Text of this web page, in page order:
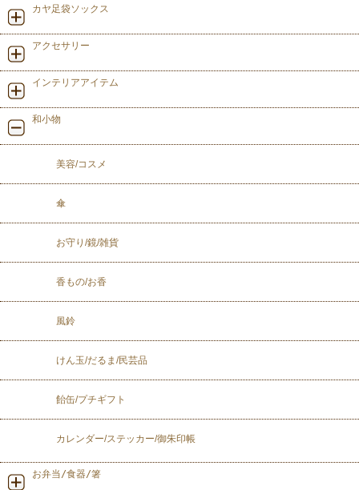
カヤ足袋ソックス
アクセサリー
インテリアアイテム
和小物
美容/コスメ
傘
お守り/鏡/雑貨
香もの/お香
風鈴
けん玉/だるま/民芸品
飴缶/プチギフト
カレンダー/ステッカー/御朱印帳
お弁当/食器/箸